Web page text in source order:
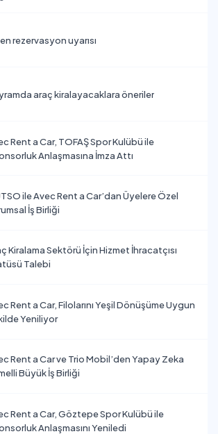
rezervasyon uyarısı
araç kiralayacaklara öneriler
Rent a Car, TOFAŞ Spor Kulübü ile
Anlaşmasına İmza Attı
ile Avec Rent a Car’dan Üyelere Özel
İş Birliği
Kiralama Sektörü İçin Hizmet İhracatçısı
Talebi
Rent a Car, Filolarını Yeşil Dönüşüme Uygun
Yeniliyor
Rent a Car ve Trio Mobil’den Yapay Zeka
Büyük İş Birliği
Rent a Car, Göztepe Spor Kulübü ile
Anlaşmasını Yeniledi